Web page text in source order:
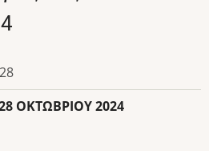
ΟΚΤΩΒΡΙΟΥ 2024